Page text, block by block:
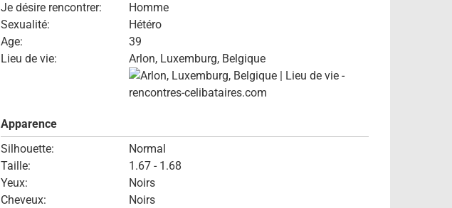
Je désire rencontrer:
Homme
Sexualité:
Hétéro
Age:
39
Lieu de vie:
Arlon, Luxemburg, Belgique
Apparence
Silhouette:
Normal
Taille:
1.67 - 1.68
Yeux:
Noirs
Cheveux:
Noirs